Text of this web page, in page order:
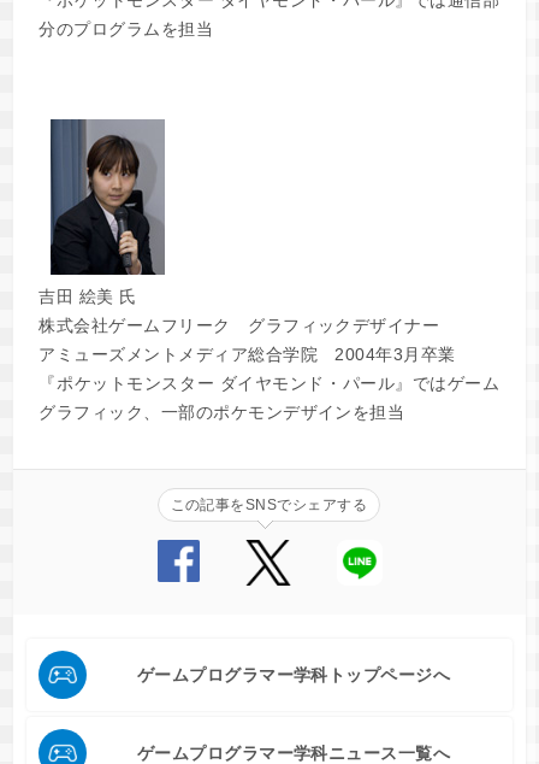
分のプログラムを担当
吉田 絵美 氏
株式会社ゲームフリーク グラフィックデザイナー
アミューズメントメディア総合学院 2004年3月卒業
『ポケットモンスター ダイヤモンド・パール』ではゲーム
グラフィック、一部のポケモンデザインを担当
この記事をSNSでシェアする
ゲームプログラマー学科トップページへ
ゲームプログラマー学科ニュース一覧へ